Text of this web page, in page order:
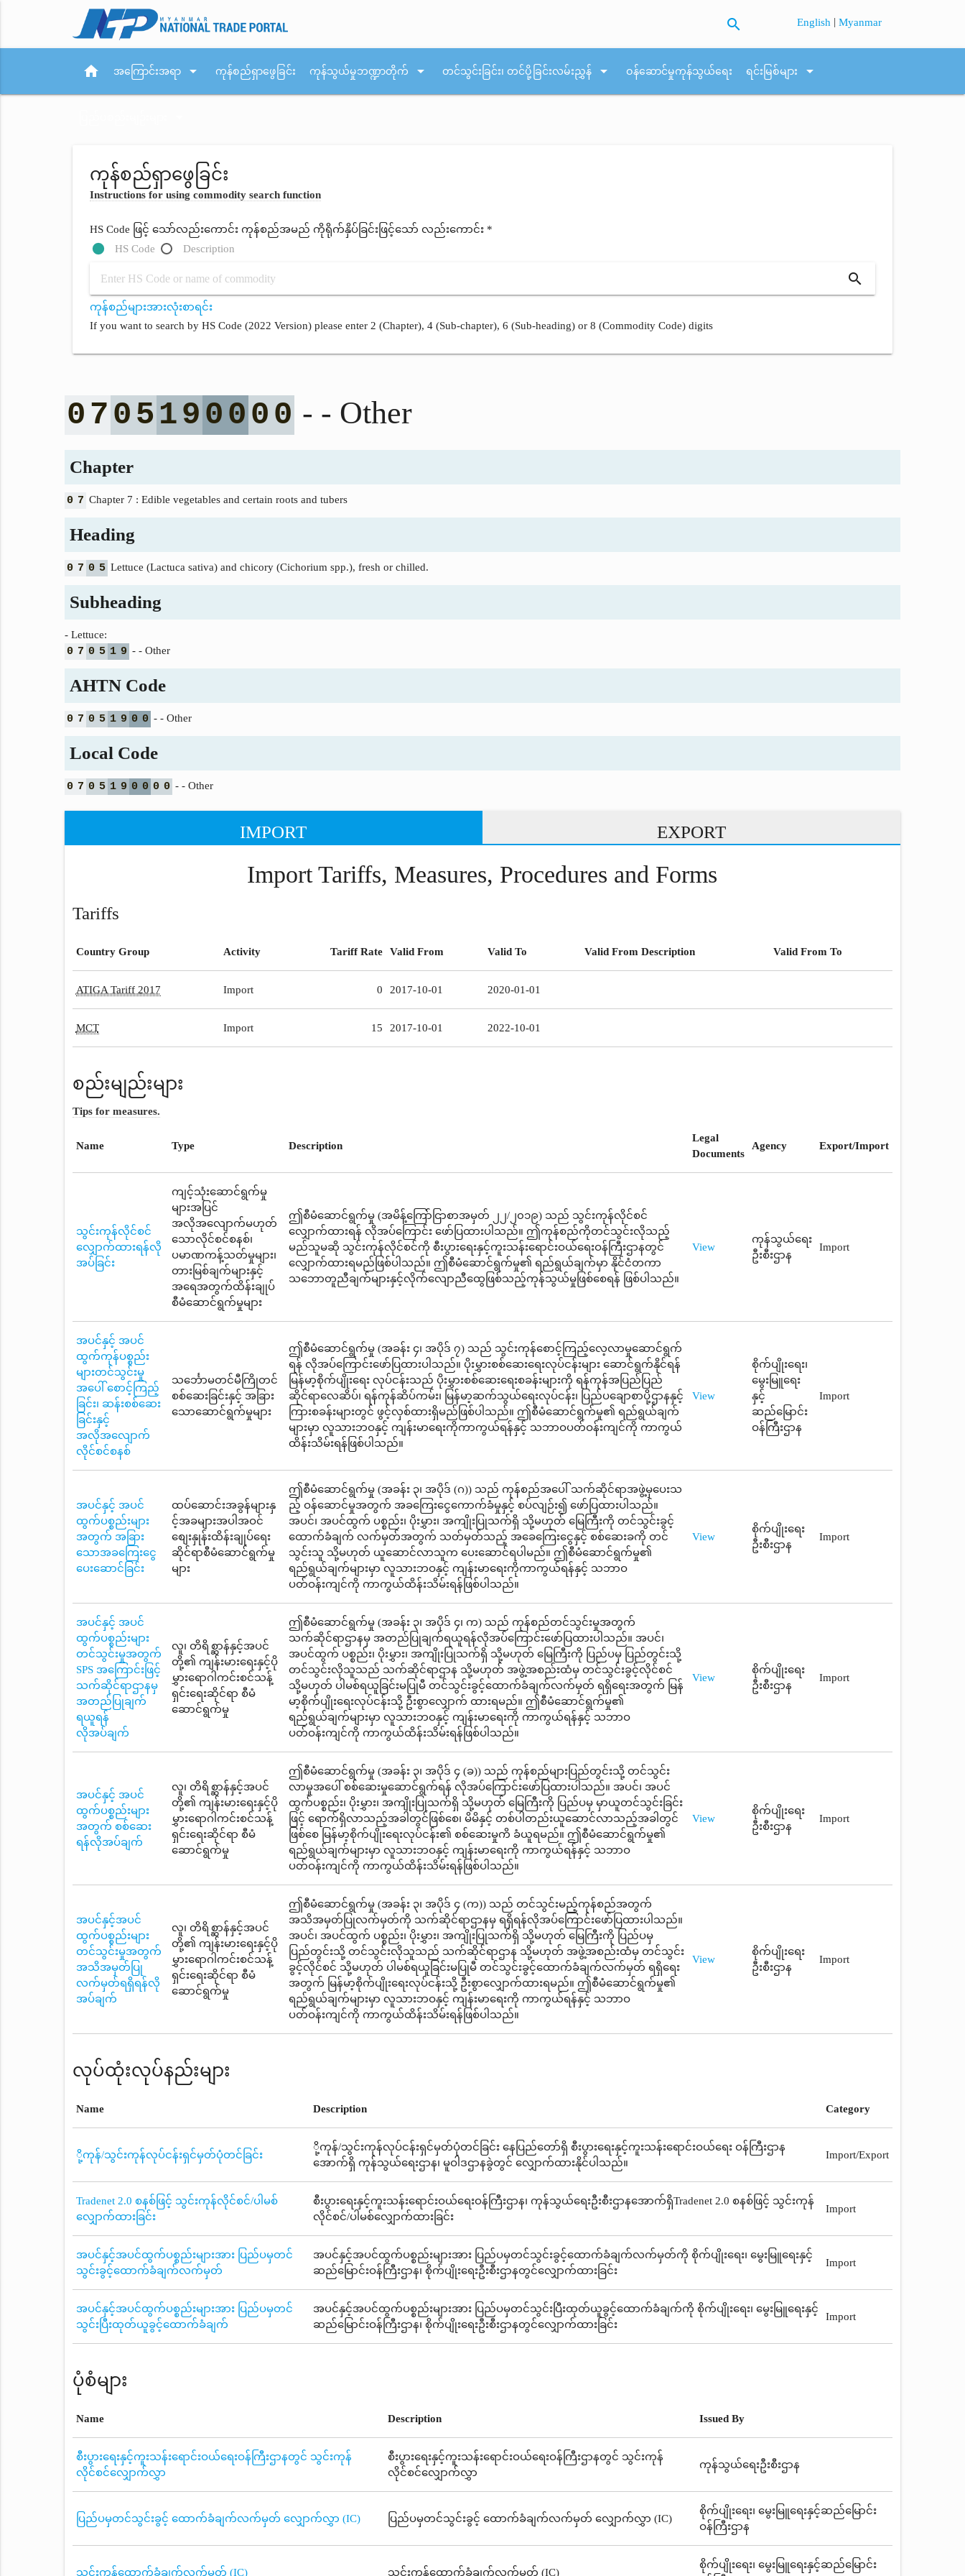
search English |Myanmar
home အကြောင်းအရာ arrow_drop_down ကုန်စည်ရှာဖွေခြင်း ကုန်သွယ်မှုဘဏ္ဍာတိုက် arrow_drop_down တင်သွင်းခြင်း၊ တင်ပို့ခြင်းလမ်းညွှန် arrow_drop_down ဝန်ဆောင်မှုကုန်သွယ်ရေး ရင်းမြစ်များ arrow_drop_down
ကုန်စည်ရှာဖွေခြင်း
Instructions for using commodity search function
HS Code ဖြင့် သော်လည်းကောင်း ကုန်စည်အမည် ကိုရိုက်နှိပ်ခြင်းဖြင့်သော် လည်းကောင်း *
HS Code
Description
search
ကုန်စည်များအားလုံးစာရင်း
If you want to search by HS Code (2022 Version) please enter 2 (Chapter), 4 (Sub-chapter), 6 (Sub-heading) or 8 (Commodity Code) digits
0 7 0 5 19 0 0 0 0 - - Other
Chapter
0 7 Chapter 7 : Edible vegetables and certain roots and tubers
Heading
0 7 0 5 Lettuce (Lactuca sativa) and chicory (Cichorium spp.), fresh or chilled.
Subheading
- Lettuce:
0 7 0 5 1 9 - - Other
AHTN Code
0 7 0 5 1 9 0 0 - - Other
Local Code
0 7 0 5 1 9 0 0 0 0 - - Other
IMPORT EXPORT
Import Tariffs, Measures, Procedures and Forms
Tariffs
Country Group Activity Tariff Rate Valid From Valid To Valid From Description Valid From To
ATIGA Tariff 2017 Import 0 2017-10-01 2020-01-01
MCT Import 15 2017-10-01 2022-10-01
စည်းမျည်းများ
Tips for measures.
Name Type Description
Legal
Documents
Agency Export/Import
သွင်းကုန်လိုင်စင်
လျှောက်ထားရန်လို
အပ်ခြင်း
ကျင့်သုံးဆောင်ရွက်မှု
များအပြင်
အလိုအလျောက်မဟုတ်
သောလိုင်စင်စနစ်၊
ပမာဏကန့်သတ်မှုများ၊
တားမြစ်ချက်များနှင့်
အရေအတွက်ထိန်းချုပ်
စီမံဆောင်ရွက်မှုများ
ဤစီမံဆောင်ရွက်မှု (အမိန့်ကြော်ငြာစာအမှတ် ၂၂/၂၀၁၉) သည် သွင်းကုန်လိုင်စင်
လျှောက်ထားရန် လိုအပ်ကြောင်း ဖော်ပြထားပါသည်။ ဤကုန်စည်ကိုတင်သွင်းလိုသည့်
မည်သူမဆို သွင်းကုန်လိုင်စင်ကို စီးပွားရေးနှင့်ကူးသန်းရောင်းဝယ်ရေးဝန်ကြီးဌာနတွင်
လျှောက်ထားရမည်ဖြစ်ပါသည်။ ဤစီမံဆောင်ရွက်မှု၏ ရည်ရွယ်ချက်မှာ နိုင်ငံတကာ
သဘောတူညီချက်များနှင့်လိုက်လျောညီထွေဖြစ်သည့်ကုန်သွယ်မှုဖြစ်စေရန် ဖြစ်ပါသည်။
View
ကုန်သွယ်ရေး
ဦးစီးဌာန
Import
အပင်နှင့် အပင်
ထွက်ကုန်ပစ္စည်း
များတင်သွင်းမှု
အပေါ် စောင့်ကြည့်
ခြင်း၊ ဆန်းစစ်ဆေး
ခြင်းနှင့်
အလိုအလျောက်
လိုင်စင်စနစ်
သင်္ဘောမတင်မီကြိုတင်
စစ်ဆေးခြင်းနှင့် အခြား
သောဆောင်ရွက်မှုများ
ဤစီမံဆောင်ရွက်မှု (အခန်း ၄၊ အပိုဒ် ၇) သည် သွင်းကုန်စောင့်ကြည့်လေ့လာမှုဆောင်ရွက်
ရန် လိုအပ်ကြောင်းဖော်ပြထားပါသည်။ ပိုးမွှားစစ်ဆေးရေးလုပ်ငန်းများ ဆောင်ရွက်နိုင်ရန်
မြန်မာ့စိုက်ပျိုးရေး လုပ်ငန်းသည် ပိုးမွှားစစ်ဆေးရေးစခန်းများကို ရန်ကုန်အပြည်ပြည်
ဆိုင်ရာလေဆိပ်၊ ရန်ကုန်ဆိပ်ကမ်း၊ မြန်မာ့ဆက်သွယ်ရေးလုပ်ငန်း၊ ပြည်ပချောစာပို့ဌာနနှင့်
ကြားစခန်းများတွင် ဖွင့်လှစ်ထားရှိမည်ဖြစ်ပါသည်။ ဤစီမံဆောင်ရွက်မှု၏ ရည်ရွယ်ချက်
များမှာ လူသားဘဝနှင့် ကျန်းမာရေးကိုကာကွယ်ရန်နှင့် သဘာဝပတ်ဝန်းကျင်ကို ကာကွယ်
ထိန်းသိမ်းရန်ဖြစ်ပါသည်။
View
စိုက်ပျိုးရေး၊
မွေးမြူရေး
နှင့်
ဆည်မြောင်း
ဝန်ကြီးဌာန
Import
အပင်နှင့် အပင်
ထွက်ပစ္စည်းများ
အတွက် အခြား
သောအခကြေးငွေ
ပေးဆောင်ခြင်း
ထပ်ဆောင်းအခွန်များနှ
င့်အခများအပါအဝင်
စျေးနှုန်းထိန်းချုပ်ရေး
ဆိုင်ရာစီမံဆောင်ရွက်မှု
များ
ဤစီမံဆောင်ရွက်မှု (အခန်း ၃၊ အပိုဒ် (ဂ)) သည် ကုန်စည်အပေါ် သက်ဆိုင်ရာအဖွဲ့မှပေးသ
ည့် ဝန်ဆောင်မှုအတွက် အခကြေးငွေကောက်ခံမှုနှင့် စပ်လျဉ်း၍ ဖော်ပြထားပါသည်။
အပင်၊ အပင်ထွက် ပစ္စည်း၊ ပိုးမွှား၊ အကျိုးပြုသက်ရှိ သို့မဟုတ် မြေကြီးကို တင်သွင်းခွင့်
ထောက်ခံချက် လက်မှတ်အတွက် သတ်မှတ်သည့် အခေကြေးငွေနှင့် စစ်ဆေးခကို တင်
သွင်းသူ သို့မဟုတ် ယူဆောင်လာသူက ပေးဆောင်ရပါမည်။ ဤစီမံဆောင်ရွက်မှု၏
ရည်ရွယ်ချက်များမှာ လူသားဘဝနှင့် ကျန်းမာရေးကိုကာကွယ်ရန်နှင့် သဘာဝ
ပတ်ဝန်းကျင်ကို ကာကွယ်ထိန်းသိမ်းရန်ဖြစ်ပါသည်။
View
စိုက်ပျိုးရေး
ဦးစီးဌာန
Import
အပင်နှင့် အပင်
ထွက်ပစ္စည်းများ
တင်သွင်းမှုအတွက်
SPS အကြောင်းဖြင့်
သက်ဆိုင်ရာဌာနမှ
အတည်ပြုချက်
ရယူရန်
လိုအပ်ချက်
လူ၊ တိရိစ္ဆာန်နှင့်အပင်
တို့၏ ကျန်းမားရေးနှင့်ပို
မွှားရောဂါကင်းစင်သန့်
ရှင်းရေးဆိုင်ရာ စီမံ
ဆောင်ရွက်မှု
ဤစီမံဆောင်ရွက်မှု (အခန်း ၃၊ အပိုဒ် ၄၊ က) သည် ကုန်စည်တင်သွင်းမှုအတွက်
သက်ဆိုင်ရာဌာနမှ အတည်ပြုချက်ရယူရန်လိုအပ်ကြောင်းဖော်ပြထားပါသည်။ အပင်၊
အပင်ထွက် ပစ္စည်း၊ ပိုးမွှား၊ အကျိုးပြုသက်ရှိ သို့မဟုတ် မြေကြီးကို ပြည်ပမှ ပြည်တွင်းသို့
တင်သွင်းလိုသူသည် သက်ဆိုင်ရာဌာန သို့မဟုတ် အဖွဲ့အစည်းထံမှ တင်သွင်းခွင့်လိုင်စင်
သို့မဟုတ် ပါမစ်ရယူခြင်းမပြုမီ တင်သွင်းခွင့်ထောက်ခံချက်လက်မှတ် ရရှိရေးအတွက် မြန်
မာ့စိုက်ပျိုးရေးလုပ်ငန်းသို့ ဦးစွာလျှောက် ထားရမည်။ ဤစီမံဆောင်ရွက်မှု၏
ရည်ရွယ်ချက်များမှာ လူသားဘဝနှင့် ကျန်းမာရေးကို ကာကွယ်ရန်နှင့် သဘာဝ
ပတ်ဝန်းကျင်ကို ကာကွယ်ထိန်းသိမ်းရန်ဖြစ်ပါသည်။
View
စိုက်ပျိုးရေး
ဦးစီးဌာန
Import
အပင်နှင့် အပင်
ထွက်ပစ္စည်းများ
အတွက် စစ်ဆေး
ရန်လိုအပ်ချက်
လူ၊ တိရိစ္ဆာန်နှင့်အပင်
တို့၏ ကျန်းမားရေးနှင့်ပို
မွှားရောဂါကင်းစင်သန့်
ရှင်းရေးဆိုင်ရာ စီမံ
ဆောင်ရွက်မှု
ဤစီမံဆောင်ရွက်မှု (အခန်း ၃၊ အပိုဒ် ၄ (ခ)) သည် ကုန်စည်များပြည်တွင်းသို့ တင်သွင်း
လာမှုအပေါ် စစ်ဆေးမှုဆောင်ရွက်ရန် လိုအပ်ကြောင်းဖော်ပြထားပါသည်။ အပင်၊ အပင်
ထွက်ပစ္စည်း၊ ပိုးမွှား၊ အကျိုးပြုသက်ရှိ သို့မဟုတ် မြေကြီးကို ပြည်ပမှ မှာယူတင်သွင်းခြင်း
ဖြင့် ရောက်ရှိလာသည့်အခါတွင်ဖြစ်စေ၊ မိမိနှင့် တစ်ပါတည်းယူဆောင်လာသည့်အခါတွင်
ဖြစ်စေ မြန်မာ့စိုက်ပျိုးရေးလုပ်ငန်း၏ စစ်ဆေးမှုကိ ခံယူရမည်။ ဤစီမံဆောင်ရွက်မှု၏
ရည်ရွယ်ချက်များမှာ လူသားဘဝနှင့် ကျန်းမာရေးကို ကာကွယ်ရန်နှင့် သဘာဝ
ပတ်ဝန်းကျင်ကို ကာကွယ်ထိန်းသိမ်းရန်ဖြစ်ပါသည်။
View
စိုက်ပျိုးရေး
ဦးစီးဌာန
Import
အပင်နှင့်အပင်
ထွက်ပစ္စည်းများ
တင်သွင်းမှုအတွက်
အသိအမှတ်ပြု
လက်မှတ်ရရှိရန်လို
အပ်ချက်
လူ၊ တိရိစ္ဆာန်နှင့်အပင်
တို့၏ ကျန်းမားရေးနှင့်ပို
မွှားရောဂါကင်းစင်သန့်
ရှင်းရေးဆိုင်ရာ စီမံ
ဆောင်ရွက်မှု
ဤစီမံဆောင်ရွက်မှု (အခန်း ၃၊ အပိုဒ် ၄ (က)) သည် တင်သွင်းမည့်ကုန်စည်အတွက်
အသိအမှတ်ပြုလက်မှတ်ကို သက်ဆိုင်ရာဌာနမှ ရရှိရန်လိုအပ်ကြောင်းဖော်ပြထားပါသည်။
အပင်၊ အပင်ထွက် ပစ္စည်း၊ ပိုးမွှား၊ အကျိုးပြုသက်ရှိ သို့မဟုတ် မြေကြီးကို ပြည်ပမှ
ပြည်တွင်းသို့ တင်သွင်းလိုသူသည် သက်ဆိုင်ရာဌာန သို့မဟုတ် အဖွဲ့အစည်းထံမှ တင်သွင်း
ခွင့်လိုင်စင် သို့မဟုတ် ပါမစ်ရယူခြင်းမပြုမီ တင်သွင်းခွင့်ထောက်ခံချက်လက်မှတ် ရရှိရေး
အတွက် မြန်မာ့စိုက်ပျိုးရေးလုပ်ငန်းသို့ ဦးစွာလျှောက်ထားရမည်။ ဤစီမံဆောင်ရွက်မှု၏
ရည်ရွယ်ချက်များမှာ လူသားဘဝနှင့် ကျန်းမာရေးကို ကာကွယ်ရန်နှင့် သဘာဝ
ပတ်ဝန်းကျင်ကို ကာကွယ်ထိန်းသိမ်းရန်ဖြစ်ပါသည်။
View
စိုက်ပျိုးရေး
ဦးစီးဌာန
Import
လုပ်ထုံးလုပ်နည်းများ
Name Description Category
ို့ကုန်/သွင်းကုန်လုပ်ငန်းရှင်မှတ်ပုံတင်ခြင်း
ို့ကုန်/သွင်းကုန်လုပ်ငန်းရှင်မှတ်ပုံတင်ခြင်း နေပြည်တော်ရှိ စီးပွားရေးနှင့်ကူးသန်းရောင်းဝယ်ရေး ဝန်ကြီးဌာန
အောက်ရှိ ကုန်သွယ်ရေးဌာန၊ မူဝါဒဌာနခွဲတွင် လျှောက်ထားနိုင်ပါသည်။
Import/Export
Tradenet 2.0 စနစ်ဖြင့် သွင်းကုန်လိုင်စင်/ပါမစ်
လျှောက်ထားခြင်း
စီးပွားရေးနှင့်ကူးသန်းရောင်းဝယ်ရေးဝန်ကြီးဌာန၊ ကုန်သွယ်ရေးဦးစီးဌာနအောက်ရှိTradenet 2.0 စနစ်ဖြင့် သွင်းကုန်
လိုင်စင်/ပါမစ်လျှောက်ထားခြင်း
Import
အပင်နှင့်အပင်ထွက်ပစ္စည်းများအား ပြည်ပမှတင်
သွင်းခွင့်ထောက်ခံချက်လက်မှတ်
အပင်နှင့်အပင်ထွက်ပစ္စည်းများအား ပြည်ပမှတင်သွင်းခွင့်ထောက်ခံချက်လက်မှတ်ကို စိုက်ပျိုးရေး၊ မွေးမြူရေးနှင့်
ဆည်မြောင်းဝန်ကြီးဌာန၊ စိုက်ပျိုးရေးဦးစီးဌာနတွင်လျှောက်ထားခြင်း
Import
အပင်နှင့်အပင်ထွက်ပစ္စည်းများအား ပြည်ပမှတင်
သွင်းပြီးထုတ်ယူခွင့်ထောက်ခံချက်
အပင်နှင့်အပင်ထွက်ပစ္စည်းများအား ပြည်ပမှတင်သွင်းပြီးထုတ်ယူခွင့်ထောက်ခံချက်ကို စိုက်ပျိုးရေး၊ မွေးမြူရေးနှင့်
ဆည်မြောင်းဝန်ကြီးဌာန၊ စိုက်ပျိုးရေးဦးစီးဌာနတွင်လျှောက်ထားခြင်း
Import
ပုံစံများ
Name Description Issued By
စီးပွားရေးနှင့်ကူးသန်းရောင်းဝယ်ရေးဝန်ကြီးဌာနတွင် သွင်းကုန်
လိုင်စင်လျှောက်လွှာ
စီးပွားရေးနှင့်ကူးသန်းရောင်းဝယ်ရေးဝန်ကြီးဌာနတွင် သွင်းကုန်
လိုင်စင်လျှောက်လွှာ
ကုန်သွယ်ရေးဦးစီးဌာန
ပြည်ပမှတင်သွင်းခွင့် ထောက်ခံချက်လက်မှတ် လျှောက်လွှာ (IC) ပြည်ပမှတင်သွင်းခွင့် ထောက်ခံချက်လက်မှတ် လျှောက်လွှာ (IC)
စိုက်ပျိုးရေး၊ မွေးမြူရေးနှင့်ဆည်မြောင်း
ဝန်ကြီးဌာန
သွင်းကုန်ထောက်ခံချက်လက်မှတ် (IC) သွင်းကုန်ထောက်ခံချက်လက်မှတ် (IC)
စိုက်ပျိုးရေး၊ မွေးမြူရေးနှင့်ဆည်မြောင်း